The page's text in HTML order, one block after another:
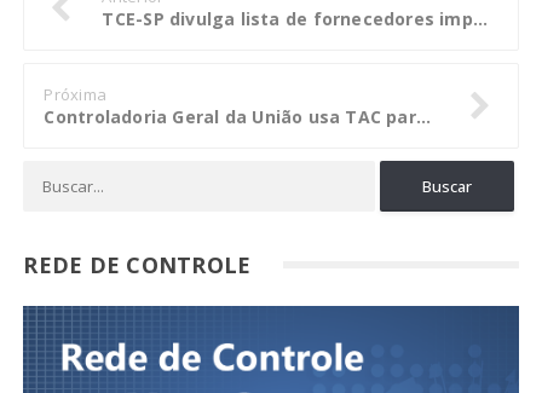
TCE-SP divulga lista de fornecedores impedidos de serem contratados
Próxima
Controladoria Geral da União usa TAC para acelerar a punição de servidores
REDE DE CONTROLE